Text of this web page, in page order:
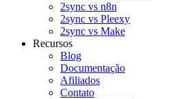
2sync vs n8n
2sync vs Pleexy
2sync vs Make
Recursos
Blog
Documentação
Afiliados
Contato